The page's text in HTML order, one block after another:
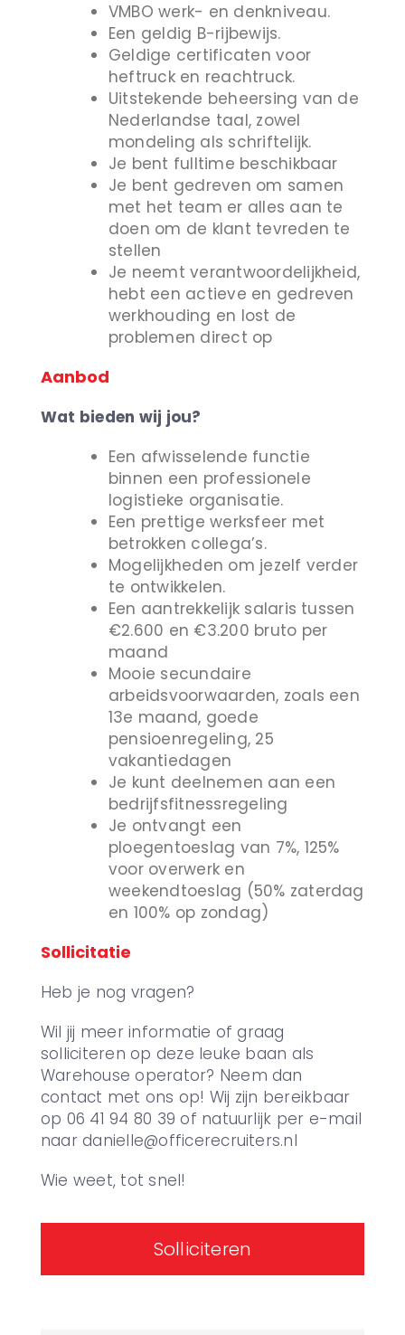
VMBO werk- en denkniveau.
Een geldig B-rijbewijs.
Geldige certificaten voor
heftruck en reachtruck.
Uitstekende beheersing van de
Nederlandse taal, zowel
mondeling als schriftelijk.
Je bent fulltime beschikbaar
Je bent gedreven om samen
met het team er alles aan te
doen om de klant tevreden te
stellen
Je neemt verantwoordelijkheid,
hebt een actieve en gedreven
werkhouding en lost de
problemen direct op
Aanbod
Wat bieden wij jou?
Een afwisselende functie
binnen een professionele
logistieke organisatie.
Een prettige werksfeer met
betrokken collega’s.
Mogelijkheden om jezelf verder
te ontwikkelen.
Een aantrekkelijk salaris tussen
€2.600 en €3.200 bruto per
maand
Mooie secundaire
arbeidsvoorwaarden, zoals een
13e maand, goede
pensioenregeling, 25
vakantiedagen
Je kunt deelnemen aan een
bedrijfsfitnessregeling
Je ontvangt een
ploegentoeslag van 7%, 125%
voor overwerk en
weekendtoeslag (50% zaterdag
en 100% op zondag)
Sollicitatie
Heb je nog vragen?
Wil jij meer informatie of graag
solliciteren op deze leuke baan als
Warehouse operator? Neem dan
contact met ons op! Wij zijn bereikbaar
op 06 41 94 80 39 of natuurlijk per e-mail
naar danielle@officerecruiters.nl
Wie weet, tot snel!
Solliciteren